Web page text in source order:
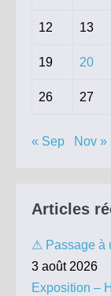
12 13
19 20
26 27
« Sep Nov »
Articles
⚠ Passage à
3 août 2026
Exposition –